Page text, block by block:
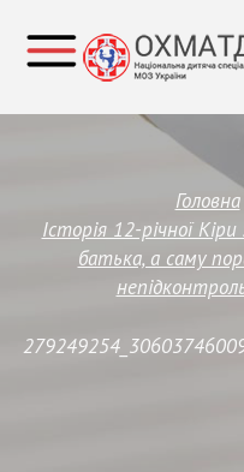
Головна
Історія 12-річної
батька, а саму